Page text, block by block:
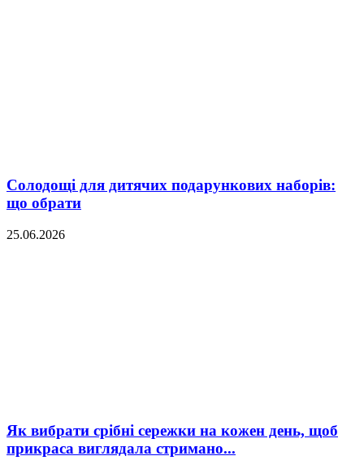
Солодощі для дитячих подарункових наборів:
що обрати
25.06.2026
Як вибрати срібні сережки на кожен день, щоб
прикраса виглядала стримано...